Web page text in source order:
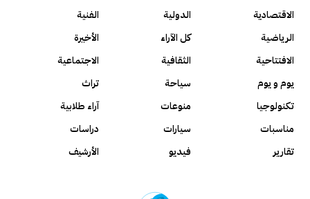
الاقتصادية
الدولية
الفنية
الرياضية
كل الآراء
الأخيرة
الافتتاحية
الثقافية
الاجتماعية
يوم و يوم
سياحة
تراث
تكنولوجيا
منوعات
آراء طلابية
مناسبات
سيارات
دراسات
تقارير
فيديو الأرشيف